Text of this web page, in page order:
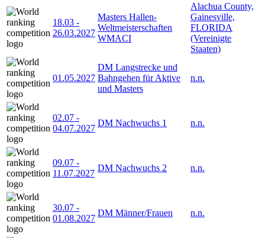
18.03 -
26.03.2027
Masters Hallen-
Weltmeisterschaften
WMACI
Alachua County,
Gainesville,
FLORIDA
(Vereinigte
Staaten)
01.05.2027
DM Langstrecke und
Bahngehen für Aktive
und Masters
n.n.
02.07 -
04.07.2027
DM Nachwuchs 1 n.n.
09.07 -
11.07.2027
DM Nachwuchs 2 n.n.
30.07 -
01.08.2027
DM Männer/Frauen n.n.